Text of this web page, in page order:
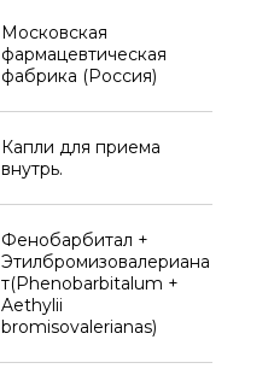
Московская
фармацевтическая
фабрика (Россия)
Капли для приема
внутрь.
Фенобарбитал +
Этилбромизовалериана
т(Phenobarbitalum +
Aethylii
bromisovalerianas)